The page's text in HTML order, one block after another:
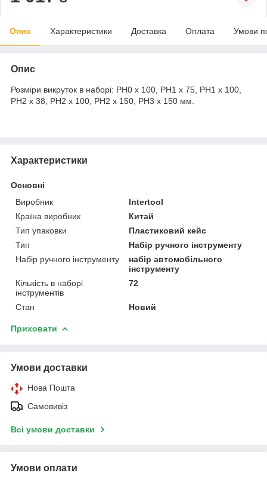
Опис Характеристики Доставка Оплата Умови
Опис
Розміри викруток в наборі: PH0 х 100, PH1 х 75, РH1 х 100,
РH2 х 38, РH2 х 100, РH2 х 150, РH3 х 150 мм.
Характеристики
Основні
Виробник
Intertool
Країна виробник
Китай
Тип упаковки
Пластиковий кейс
Тип
Набір ручного інструменту
Набір ручного інструменту
набір автомобільного
інструменту
Кількість в наборі
інструментів
72
Стан Новий
Приховати
Умови доставки
Нова Пошта
Самовивіз
Всі умови доставки
Умови оплати